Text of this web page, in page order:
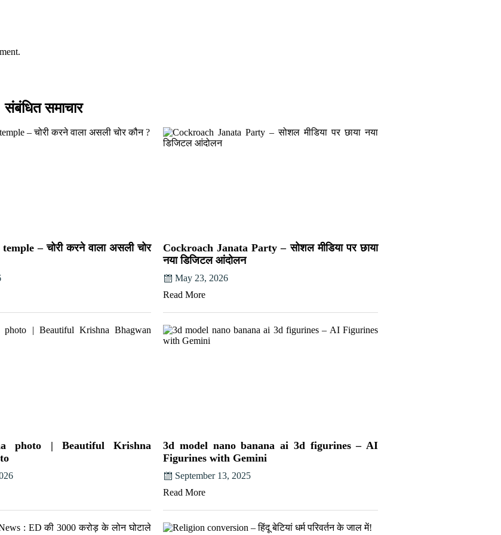
संबंधित समाचार
– चोरी करने वाला असली चोर
Cockroach Janata Party – सोशल मीडिया पर छाया
नया डिजिटल आंदोलन
May 23, 2026
Read More
photo | Beautiful Krishna
3d model nano banana ai 3d figurines – AI
Figurines with Gemini
September 13, 2025
Read More